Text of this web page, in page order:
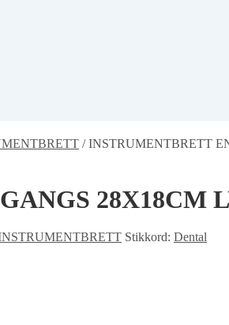
/INSTRUMENTBRETT
28X18CM
Stikkord: Dental